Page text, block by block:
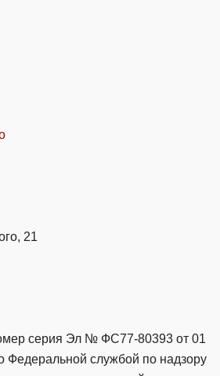
21
серия Эл № ФС77-80393 от 01
Федеральной службой по надзору